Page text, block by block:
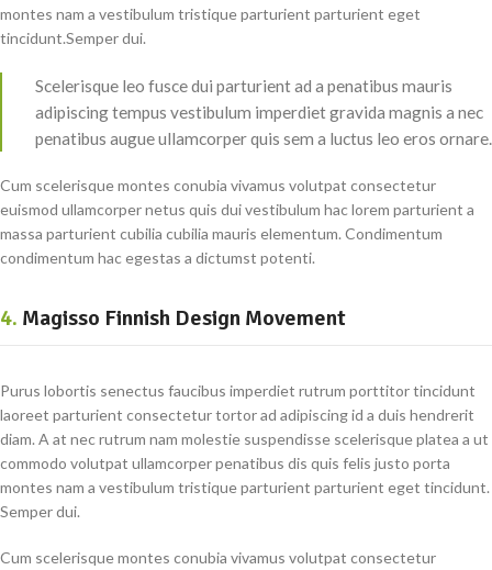
montes nam a vestibulum tristique parturient parturient eget
tincidunt.Semper dui.
Scelerisque leo fusce dui parturient ad a penatibus mauris
adipiscing tempus vestibulum imperdiet gravida magnis a nec
penatibus augue ullamcorper quis sem a luctus leo eros ornare.
Cum scelerisque montes conubia vivamus volutpat consectetur
euismod ullamcorper netus quis dui vestibulum hac lorem parturient a
massa parturient cubilia cubilia mauris elementum. Condimentum
condimentum hac egestas a dictumst potenti.
4. Magisso Finnish Design Movement
Purus lobortis senectus faucibus imperdiet rutrum porttitor tincidunt
laoreet parturient consectetur tortor ad adipiscing id a duis hendrerit
diam. A at nec rutrum nam molestie suspendisse scelerisque platea a ut
commodo volutpat ullamcorper penatibus dis quis felis justo porta
montes nam a vestibulum tristique parturient parturient eget tincidunt.
Semper dui.
Cum scelerisque montes conubia vivamus volutpat consectetur